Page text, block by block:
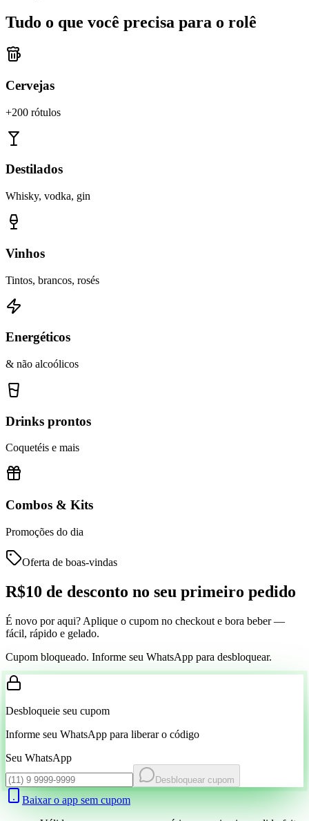
Tudo o que você precisa para o rolê
Cervejas
+200 rótulos
Destilados
Whisky, vodka, gin
Vinhos
Tintos, brancos, rosés
Energéticos
& não alcoólicos
Drinks prontos
Coquetéis e mais
Combos & Kits
Promoções do dia
Oferta de boas-vindas
R$10 de desconto no seu primeiro pedido
É novo por aqui? Aplique o cupom no checkout e bora beber —
fácil, rápido e gelado.
Cupom bloqueado. Informe seu WhatsApp para desbloquear.
Desbloqueie seu cupom
Informe seu WhatsApp para liberar o código
Seu WhatsApp
Desbloquear cupom
Baixar o app sem cupom